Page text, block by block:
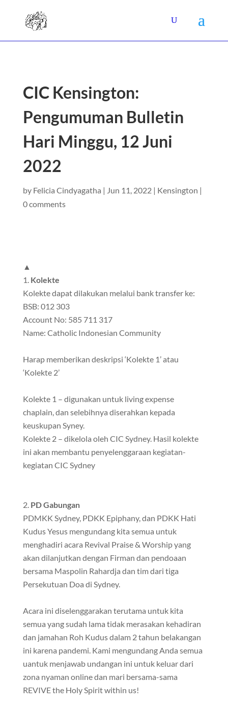
CIC Kensington:
Pengumuman Bulletin
Hari Minggu, 12 Juni
2022
by Felicia Cindyagatha | Jun 11, 2022| Kensington |
0 comments
▲
Kolekte
Kolekte dapat dilakukan melalui bank transfer ke:
BSB: 012 303
Account No: 585 711 317
Name: Catholic Indonesian Community
Harap memberikan deskripsi ‘Kolekte 1’ atau
‘Kolekte 2’
Kolekte 1 – digunakan untuk living expense
chaplain, dan selebihnya diserahkan kepada
keuskupan Syney.
Kolekte 2 – dikelola oleh CIC Sydney. Hasil kolekte
ini akan membantu penyelenggaraan kegiatan-
kegiatan CIC Sydney
PD Gabungan
PDMKK Sydney, PDKK Epiphany, dan PDKK Hati
Kudus Yesus mengundang kita semua untuk
menghadiri acara Revival Praise & Worship yang
akan dilanjutkan dengan Firman dan pendoaan
bersama Maspolin Rahardja dan tim dari tiga
Persekutuan Doa di Sydney.
Acara ini diselenggarakan terutama untuk kita
semua yang sudah lama tidak merasakan kehadiran
dan jamahan Roh Kudus dalam 2 tahun belakangan
ini karena pandemi. Kami mengundang Anda semua
uantuk menjawab undangan ini untuk keluar dari
zona nyaman online dan mari bersama-sama
REVIVE the Holy Spirit within us!